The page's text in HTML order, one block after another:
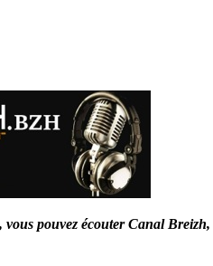
, vous pouvez écouter Canal Breizh,